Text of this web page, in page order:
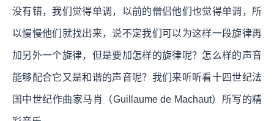
没有错，我们觉得单调，以前的僧侣他们也觉得单调，所
以慢慢他们就找出来，说不定我们可以为这样一段旋律再
加另外一个旋律，但是要加怎样的旋律呢？怎么样的声音
能够配合它又是和谐的声音呢？我们来听听看十四世纪法
国中世纪作曲家马肖（Guillaume de Machaut）所写的精